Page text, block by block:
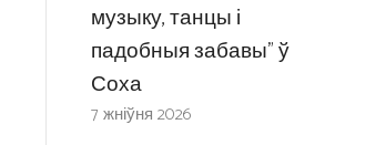
музыку, танцы і
падобныя забавы” ў
Соха
7 жніўня 2026